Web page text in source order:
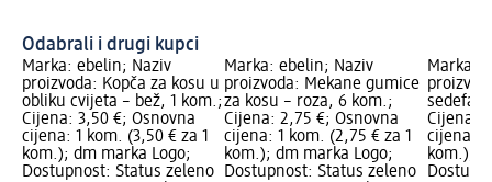
Odabrali i drugi kupci
Marka: ebelin; Naziv
proizvoda: Kopča za kosu u
obliku cvijeta – bež, 1 kom.;
Cijena: 3,50 €; Osnovna
cijena: 1 kom. (3,50 € za 1
kom.); dm marka Logo;
Dostupnost: Status zeleno
Marka: ebelin; Naziv
proizvoda: Mekane gumice
za kosu – roza, 6 kom.;
Cijena: 2,75 €; Osnovna
cijena: 1 kom. (2,75 € za 1
kom.); dm marka Logo;
Dostupnost: Status zeleno
Marka:
Cijena:
cijena: 1
kom.);